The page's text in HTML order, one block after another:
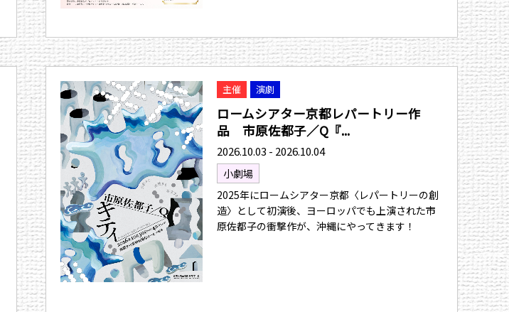
主催 演劇
ロームシアター京都レパートリー作
品 市原佐都子／Q『...
2026.10.03 - 2026.10.04
小劇場
2025年にロームシアター京都〈レパートリーの創
造〉として初演後、ヨーロッパでも上演された市
原佐都子の衝撃作が、沖縄にやってきます！